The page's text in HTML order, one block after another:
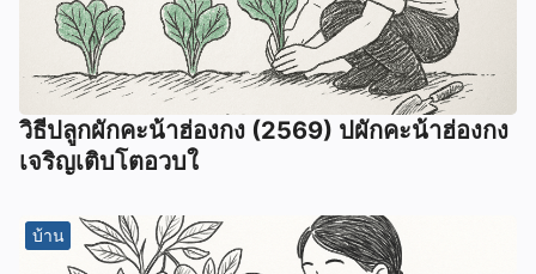
วิธีปลูกผักคะน้าฮ่องกง (2569) ปผักคะน้าฮ่องกง
เจริญเติบโตอวบใ
บ้าน